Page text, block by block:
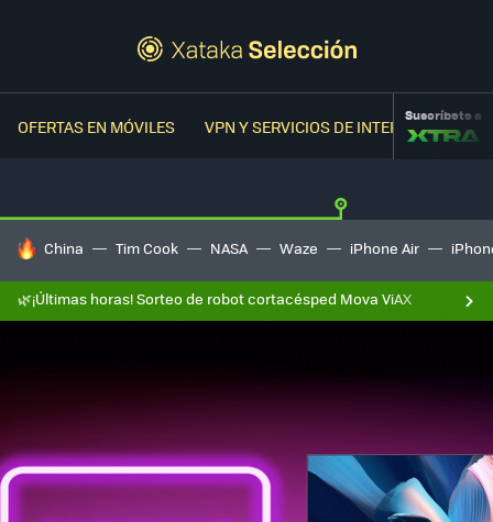
OFERTAS EN MÓVILES VPN Y SERVICIOS DE INTERNETSuscríbete a
HOY SE HABLA DE
China Tim Cook NASA Waze iPhone Air
🌿¡Últimas horas! Sorteo de robot cortacésped Mova ViAX